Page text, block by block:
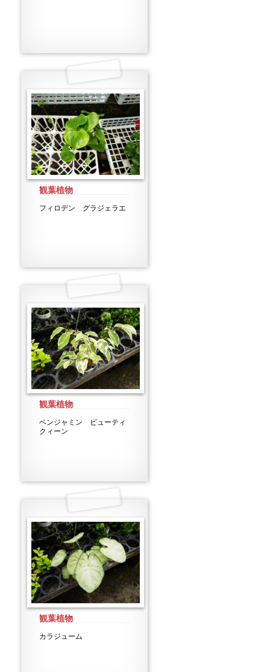
観葉植物
フィロデン グラジェラエ
観葉植物
ベンジャミン ビューティ
クィーン
観葉植物
カラジューム